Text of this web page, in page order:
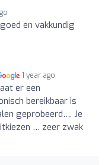
en vakkundig
1 year ago
er een
bereikbaar is
geprobeerd…. Je
… zeer zwak